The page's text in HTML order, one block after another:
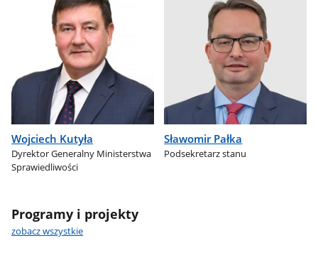
Wojciech Kutyła
Dyrektor Generalny Ministerstwa
Sprawiedliwości
Sławomir Pałka
Podsekretarz stanu
Programy i projekty
zobacz wszystkie